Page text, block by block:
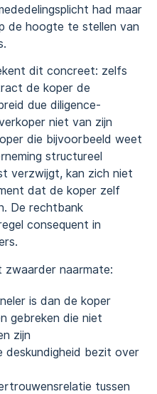
had maar
de hoogte te stellen van
dit concreet: zelfs
de koper de
due diligence-
niet van zijn
die bijvoorbeeld weet
structureel
verzwijgt, kan zich niet
dat de koper zelf
De rechtbank
consequent in
zwaarder naarmate:
is dan de koper
gebreken die niet
zijn
deskundigheid bezit over
tussen